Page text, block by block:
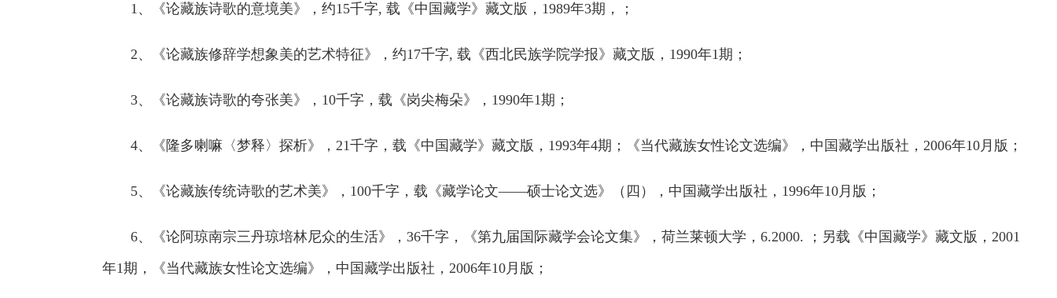
1、《论藏族诗歌的意境美》，约15千字, 载《中国藏学》藏文版，1989年3期，；
2、《论藏族修辞学想象美的艺术特征》，约17千字, 载《西北民族学院学报》藏文版，1990年1期；
3、《论藏族诗歌的夸张美》，10千字，载《岗尖梅朵》，1990年1期；
4、《隆多喇嘛〈梦释〉探析》，21千字，载《中国藏学》藏文版，1993年4期；《当代藏族女性论文选编》，中国藏学出版社，2006年10月版；
5、《论藏族传统诗歌的艺术美》，100千字，载《藏学论文——硕士论文选》（四），中国藏学出版社，1996年10月版；
6、《论阿琼南宗三丹琼培林尼众的生活》，36千字，《第九届国际藏学会论文集》，荷兰莱顿大学，6.2000. ；另载《中国藏学》藏文版，2001
年1期，《当代藏族女性论文选编》，中国藏学出版社，2006年10月版；